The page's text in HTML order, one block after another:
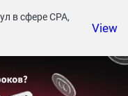
в сфере СРА,
View